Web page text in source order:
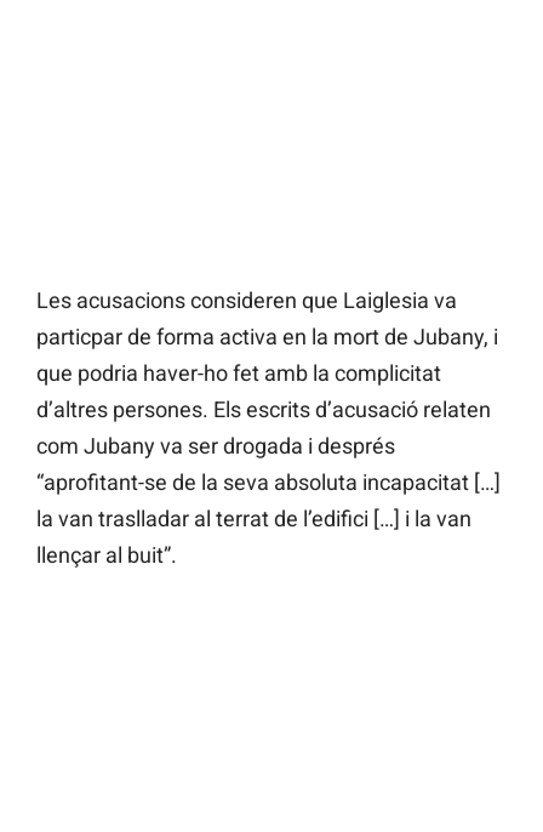
Les acusacions consideren que Laiglesia va
particpar de forma activa en la mort de Jubany, i
que podria haver-ho fet amb la complicitat
d’altres persones. Els escrits d’acusació relaten
com Jubany va ser drogada i després
“aprofitant-se de la seva absoluta incapacitat […]
la van traslladar al terrat de l’edifici […] i la van
llençar al buit”.